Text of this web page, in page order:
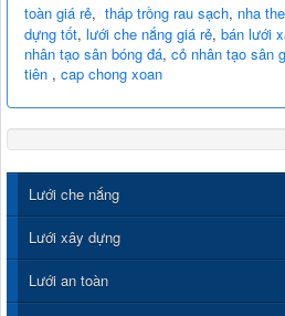
toàn giá rẻ, tháp trồng rau sạch, nha
dựng tốt, lưới che nắng giá rẻ, bán lưới
nhân tạo sân bóng đá, cỏ nhân tạo sân
tiên , cap chong xoan
Lưới che nắng
Lưới xây dựng
Lưới an toàn